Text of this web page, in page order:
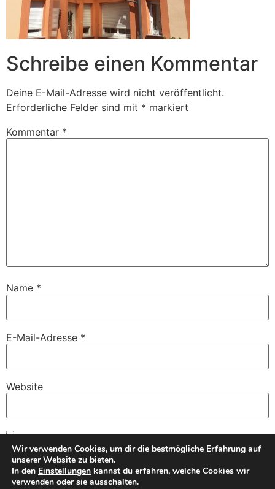
Schreibe einen Kommentar
Deine E-Mail-Adresse wird nicht veröffentlicht.
Erforderliche Felder sind mit * markiert
Kommentar *
Name *
E-Mail-Adresse *
Website
Name, E-Mail-Adresse und Website in diesem Browser
für meinen nächsten Kommentar speichern.
Wir verwenden Cookies, um dir die bestmögliche Erfahrung auf
unserer Website zu bieten.
In den Einstellungen kannst du erfahren, welche Cookies wir
verwenden oder sie ausschalten.